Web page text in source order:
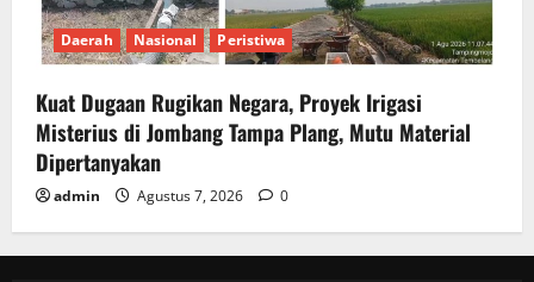
Daerah Nasional Peristiwa
Kuat Dugaan Rugikan Negara, ​Proyek Irigasi
Misterius di Jombang Tampa Plang, Mutu Material
Dipertanyakan
admin Agustus 7, 2026 0